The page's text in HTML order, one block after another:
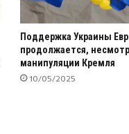
Поддержка Украины
продолжается,
манипуляции Кремля
10/05/2025